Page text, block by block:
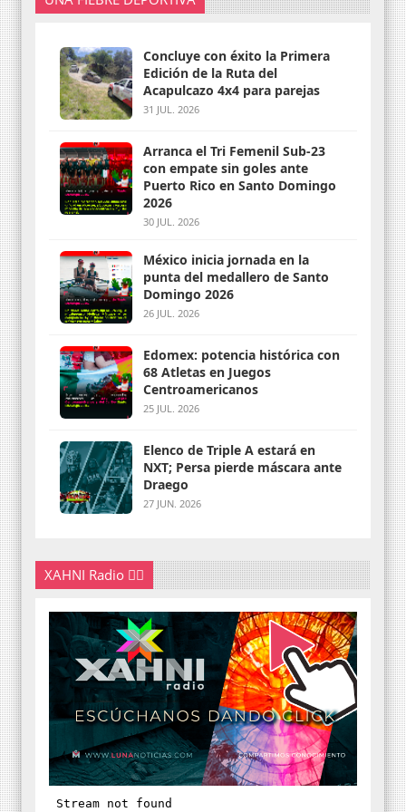
Concluye con éxito la Primera
Edición de la Ruta del
Acapulcazo 4x4 para parejas
31 JUL. 2026
Arranca el Tri Femenil Sub-23
con empate sin goles ante
Puerto Rico en Santo Domingo
2026
30 JUL. 2026
México inicia jornada en la
punta del medallero de Santo
Domingo 2026
26 JUL. 2026
Edomex: potencia histórica con
68 Atletas en Juegos
Centroamericanos
25 JUL. 2026
Elenco de Triple A estará en
NXT; Persa pierde máscara ante
Draego
27 JUN. 2026
XAHNI Radio 👇🏽